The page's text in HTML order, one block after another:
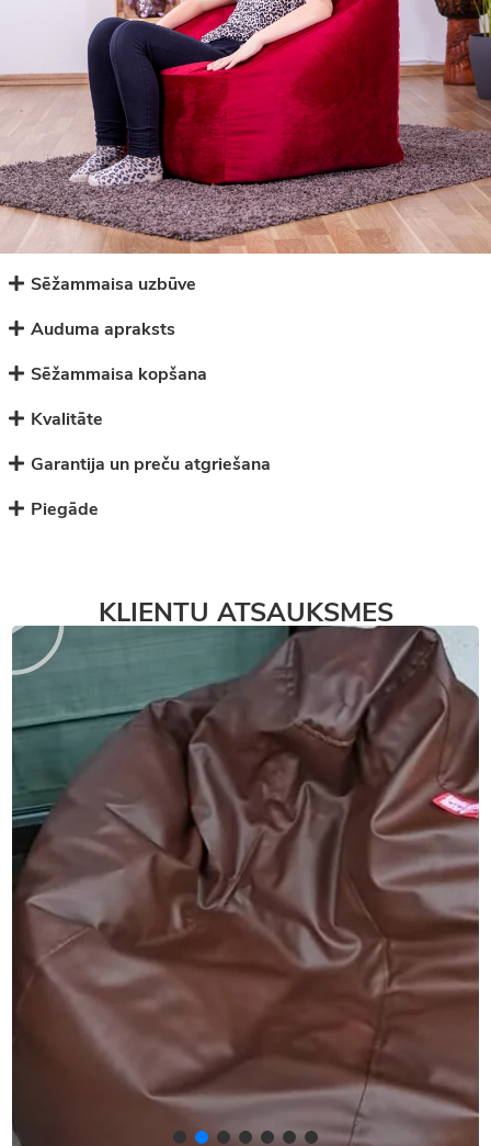
Sēžammaisa uzbūve
Auduma apraksts
Sēžammaisa kopšana
Kvalitāte
Garantija un preču atgriešana
Piegāde
KLIENTU ATSAUKSMES